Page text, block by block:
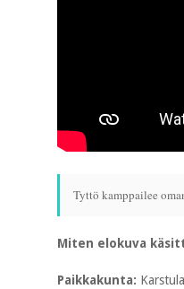
Tyttö kamppailee
Miten elokuva
Paikkakunta: Karstula